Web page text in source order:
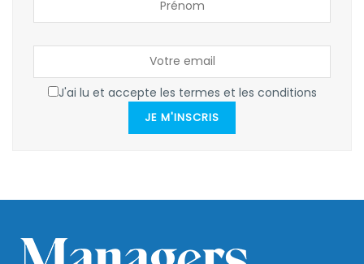
J'ai lu et accepte les termes et les conditions
JE M'INSCRIS